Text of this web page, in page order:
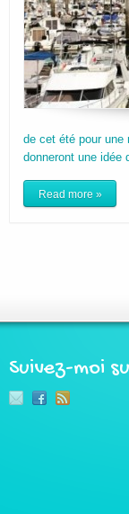
de cet été pour une
donneront une idée
Read more »
Suivez-moi